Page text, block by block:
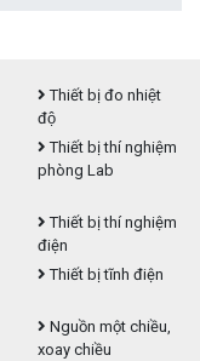
Thiết bị đo nhiệt
độ
Thiết bị thí nghiệm
phòng Lab
Thiết bị thí nghiệm
điện
Thiết bị tĩnh điện
Nguồn một chiều,
xoay chiều